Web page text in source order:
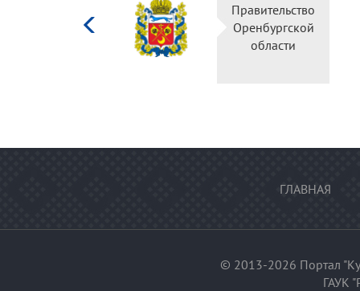
Правительство
Оренбургской
области
ГЛАВНАЯ
© 2013-2026 Портал
ГАУК